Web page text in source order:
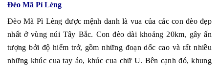
Đèo Mã Pí Lèng
Đèo Mã Pì Lèng được mệnh danh là vua của các con đèo đẹp
nhất ở vùng núi Tây Bắc. Con đèo dài khoảng 20km, gây ấn
tượng bởi độ hiểm trở, gồm những đoạn dốc cao và rất nhiều
những khúc cua tay áo, khúc cua chữ U. Bên cạnh đó, khung